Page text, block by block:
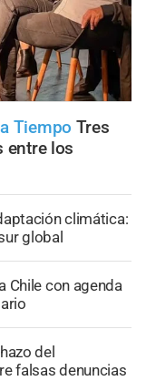
Tiempo Tres
entre los
climática:
global
Chile con agenda
del
falsas denuncias